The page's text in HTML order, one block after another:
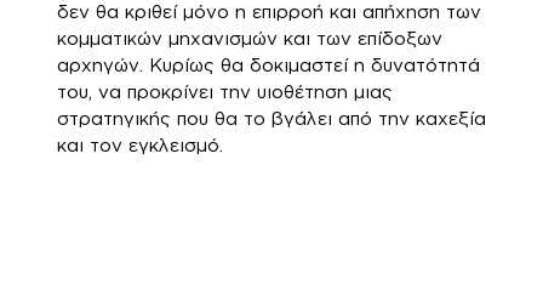
δεν θα κριθεί μόνο η επιρροή και απήχηση των
κομματικών μηχανισμών και των επίδοξων
αρχηγών. Κυρίως θα δοκιμαστεί η δυνατότητά
του, να προκρίνει την υιοθέτηση μιας
στρατηγικής που θα το βγάλει από την καχεξία
και τον εγκλεισμό.